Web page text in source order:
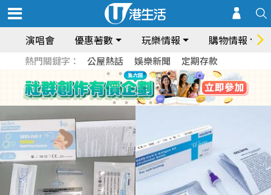
演唱會 優惠著數 玩樂情報 購物情報
熱門關鍵字： 公屋熱話 娛樂新聞 定期存款